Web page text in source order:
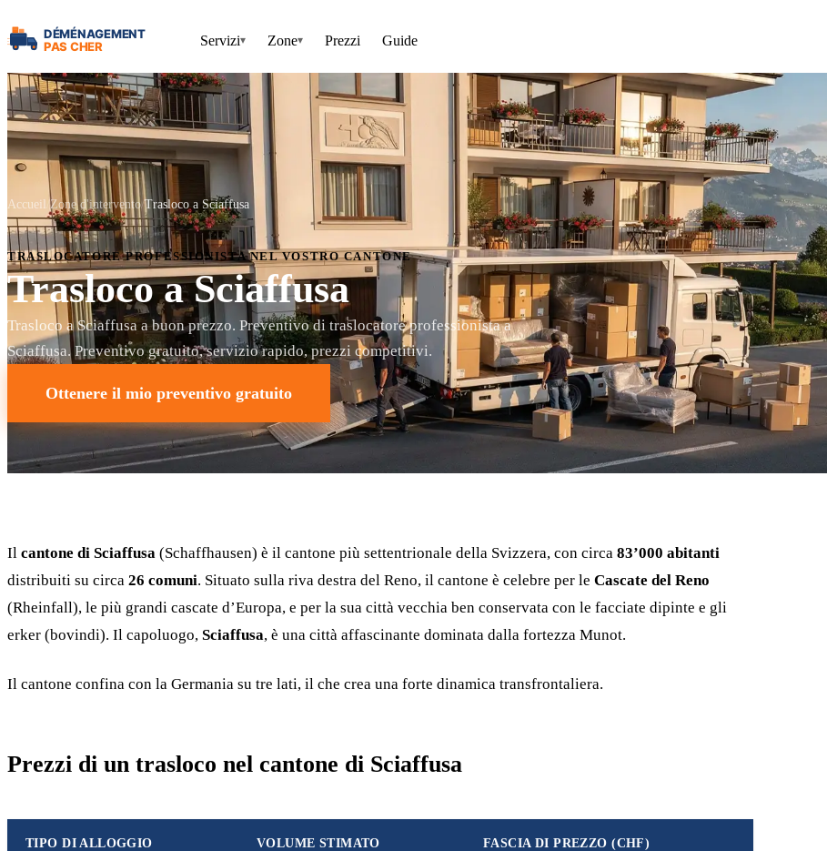
Servizi▾ Zone▾ Prezzi Guide
Accueil Zone d'intervento Trasloco a Sciaffusa
TRASLOCATORE PROFESSIONISTA NEL VOSTRO CANTONE
Trasloco a Sciaffusa
Trasloco a Sciaffusa a buon prezzo. Preventivo di traslocatore professionista a
Sciaffusa. Preventivo gratuito, servizio rapido, prezzi competitivi.
Ottenere il mio preventivo gratuito
Il cantone di Sciaffusa (Schaffhausen) è il cantone più settentrionale della Svizzera, con circa 83’000 abitanti
distribuiti su circa 26 comuni. Situato sulla riva destra del Reno, il cantone è celebre per le Cascate del Reno
(Rheinfall), le più grandi cascate d’Europa, e per la sua città vecchia ben conservata con le facciate dipinte e gli
erker (bovindi). Il capoluogo, Sciaffusa, è una città affascinante dominata dalla fortezza Munot.
Il cantone confina con la Germania su tre lati, il che crea una forte dinamica transfrontaliera.
Prezzi di un trasloco nel cantone di Sciaffusa
TIPO DI ALLOGGIO VOLUME STIMATO FASCIA DI PREZZO (CHF)